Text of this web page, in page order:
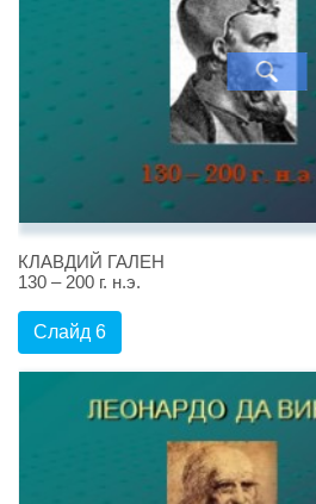
КЛАВДИЙ ГАЛЕН
130 – 200 г. н.э.
Слайд 6